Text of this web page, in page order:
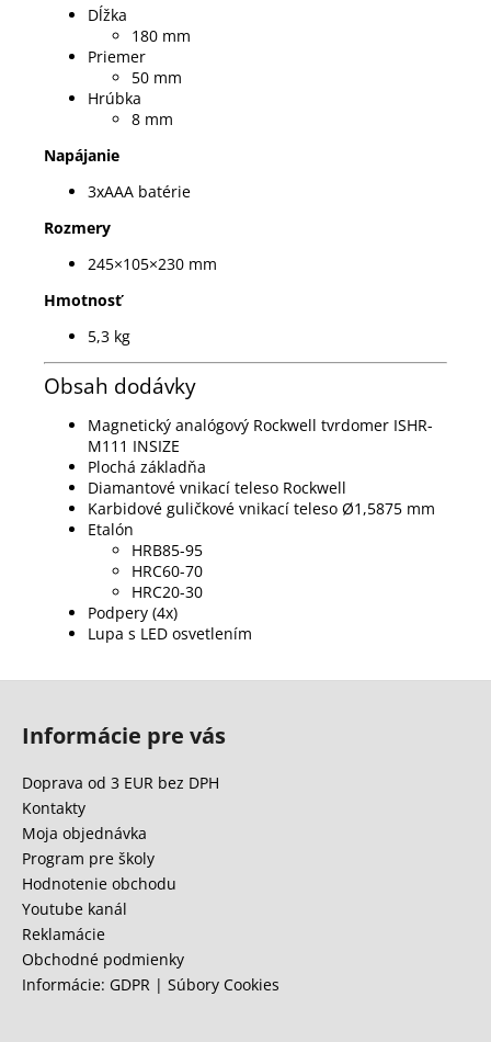
Dĺžka
180 mm
Priemer
50 mm
Hrúbka
8 mm
Napájanie
3xAAA batérie
Rozmery
245×105×230 ​​mm
Hmotnosť
5,3 kg
Obsah dodávky
Magnetický analógový Rockwell tvrdomer ISHR-
M111 INSIZE
Plochá základňa
Diamantové vnikací teleso Rockwell
Karbidové guličkové vnikací teleso Ø1,5875 mm
Etalón
HRB85-95
HRC60-70
HRC20-30
Podpery (4x)
Lupa s LED osvetlením
Informácie pre vás
Doprava od 3 EUR bez DPH
Kontakty
Moja objednávka
Program pre školy
Hodnotenie obchodu
Youtube kanál
Reklamácie
Obchodné podmienky
Informácie: GDPR | Súbory Cookies